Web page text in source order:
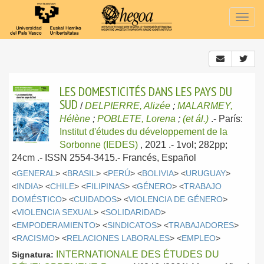
LES DOMESTICITÉS DANS LES PAYS DU
SUD /DELPIERRE, Alizée ; MALARMEY,
Hélène ; POBLETE, Lorena ; (et ál.) .- París:
Institut d'études du développement de la
Sorbonne (IEDES) , 2021 .- 1vol; 282pp;
24cm .- ISSN 2554-3415.- Francés, Español
<GENERAL > <BRASIL > <PERÚ> <BOLIVIA> <URUGUAY>
<INDIA> <CHILE> <FILIPINAS> <GÉNERO> <TRABAJO
DOMÉSTICO> <CUIDADOS> <VIOLENCIA DE GÉNERO>
<VIOLENCIA SEXUAL > <SOLIDARIDAD>
<EMPODERAMIENTO> <SINDICATOS> <TRABAJADORES>
<RACISMO> <RELACIONES LABORALES> <EMPLEO>
Signatura:
INTERNATIONALE DES ÉTUDES DU